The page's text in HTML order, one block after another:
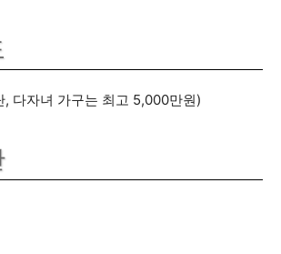
다자녀 가구는 최고 5,000만원)